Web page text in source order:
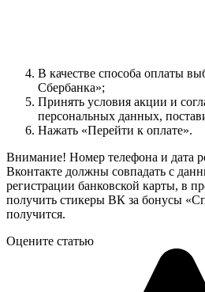
В качестве способа оплаты
Сбербанка»;
Принять условия акции и
персональных данных,
Нажать «Перейти к оплате».
Внимание! Номер телефона и дата
Вконтакте должны совпадать с
регистрации банковской карты, в
получить стикеры ВК за бонусы
получится.
Оцените статью